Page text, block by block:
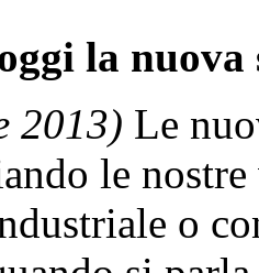
la
2013) Le
le
o